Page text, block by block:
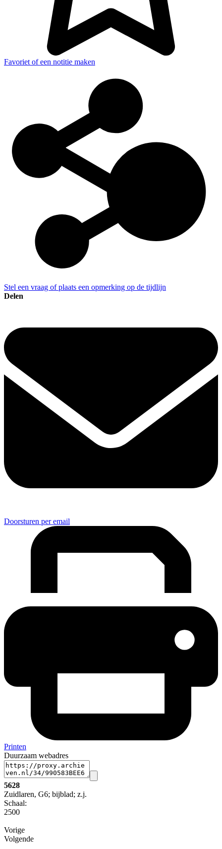
Favoriet of een notitie maken
Stel een vraag of plaats een opmerking op de tijdlijn
Delen
Doorsturen per email
Printen
Duurzaam webadres
5628
Zuidlaren, G6; bijblad; z.j.
Schaal:
2500
Vorige
Volgende